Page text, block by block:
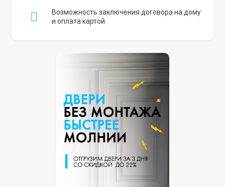
Возможность заключения договора на дому
и оплата картой